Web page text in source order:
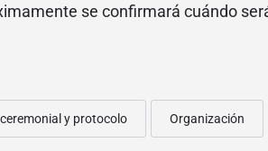
se confirmará cuándo
y protocolo Organización